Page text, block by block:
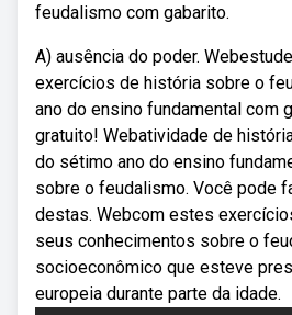
feudalismo com gabarito.
A) ausência do poder.
exercícios de história sobre o
ano do ensino fundamental com
gratuito! Webatividade de
do sétimo ano do ensino
sobre o feudalismo. Você pode
destas. Webcom estes
seus conhecimentos sobre o
socioeconômico que esteve
europeia durante parte da idade.